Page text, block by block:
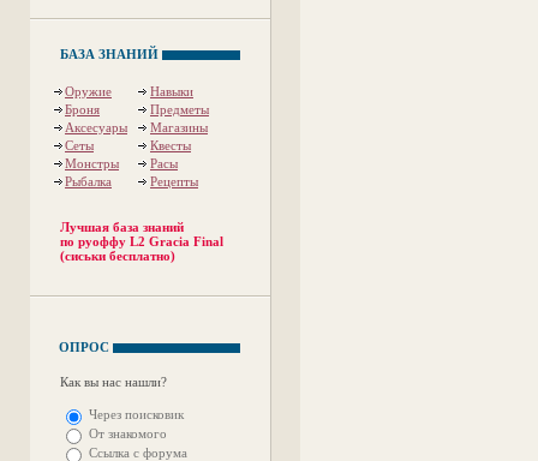
БАЗА ЗНАНИЙ
Оружие
Навыки
Броня
Предметы
Аксесуары
Магазины
Сеты
Квесты
Монстры
Расы
Рыбалка
Рецепты
Лучшая база знаний
по руоффу L2 Gracia Final
(сиськи бесплатно)
ОПРОС
Как вы нас нашли?
Через поисковик
От знакомого
Ссылка с форума